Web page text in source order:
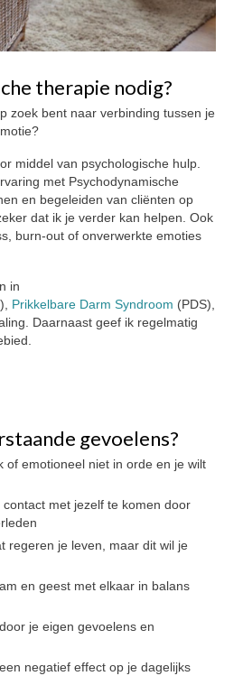
therapie nodig?
zoek bent naar verbinding tussen je
middel van psychologische hulp.
met Psychodynamische
en begeleiden van cliënten op
dat ik je verder kan helpen. Ook
burn-out of onverwerkte emoties
in
Prikkelbare Darm Syndroom (PDS),
Daarnaast geef ik regelmatig
gevoelens?
of emotioneel niet in orde en je wilt
met jezelf te komen door
regeren je leven, maar dit wil je
en geest met elkaar in balans
je eigen gevoelens en
negatief effect op je dagelijks